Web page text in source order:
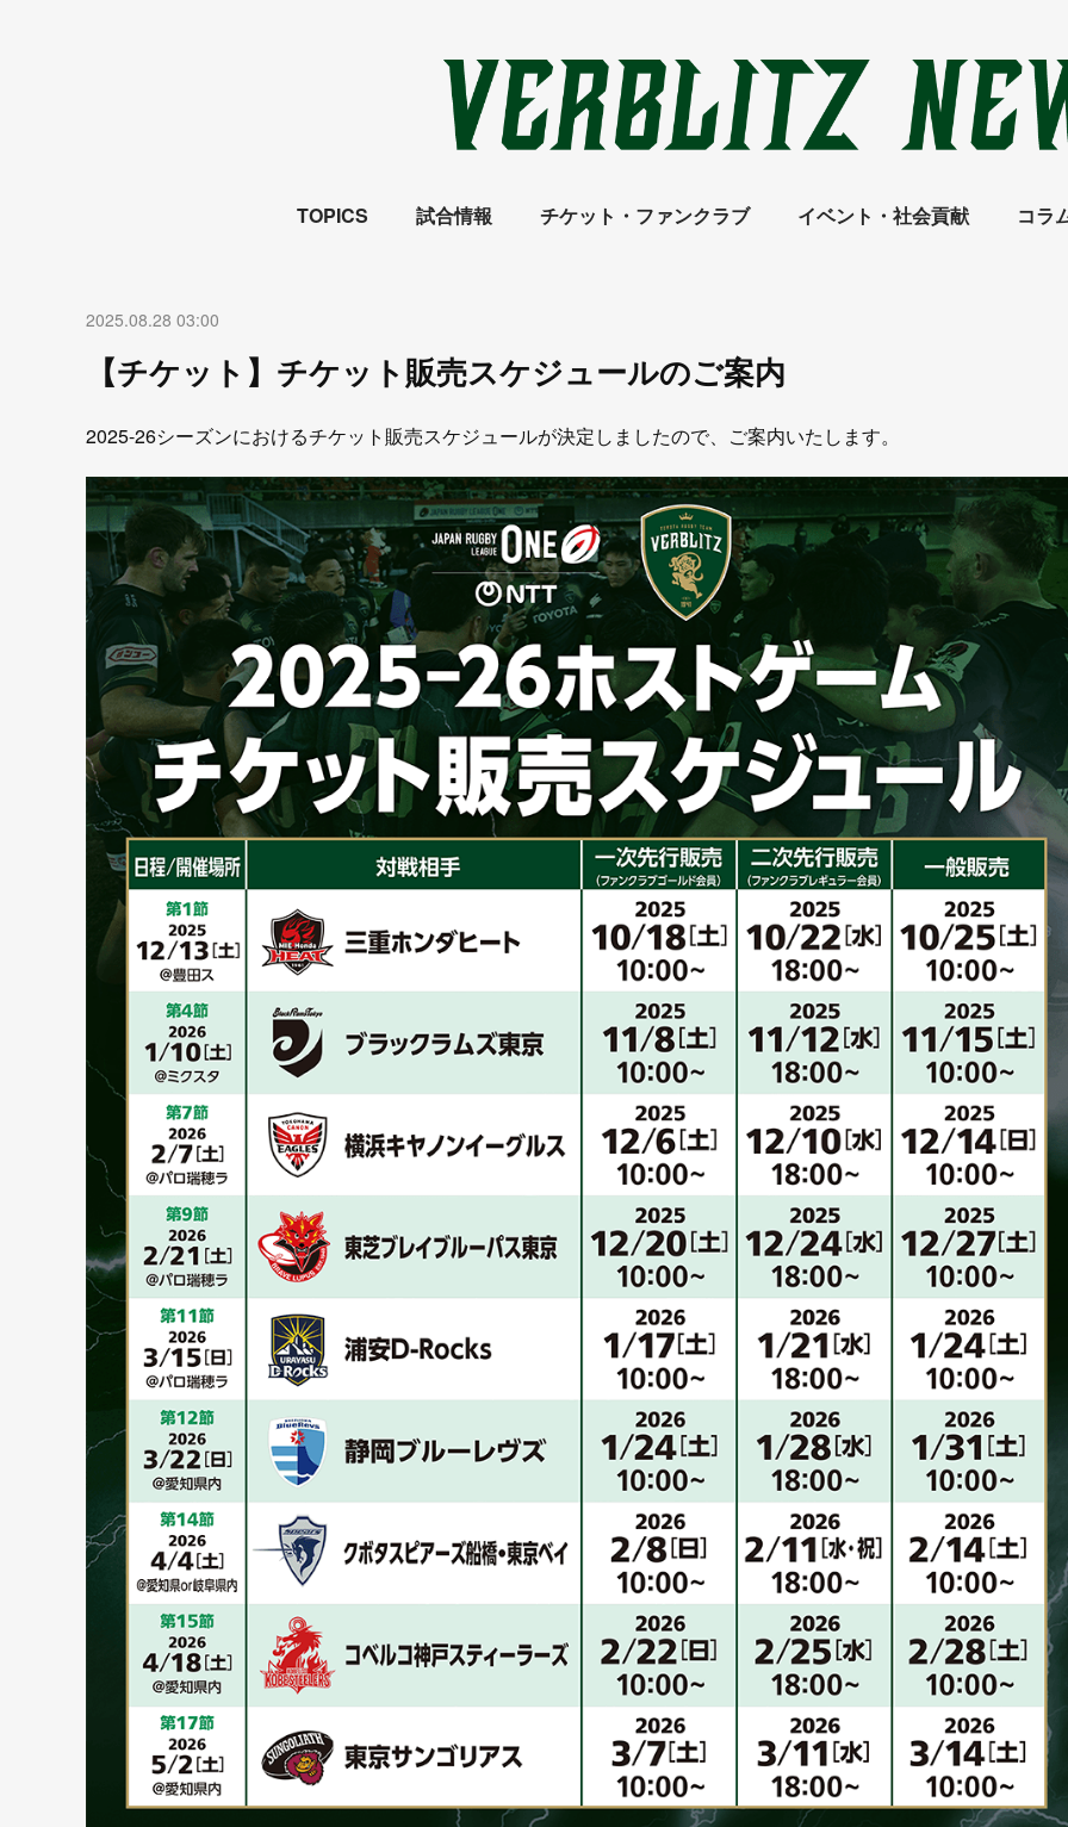
TOPICS 試合情報 チケット・ファンクラブ イベント・社会貢献 コラ
2025.08.28 03:00
【チケット】チケット販売スケジュールのご案内
2025-26シーズンにおけるチケット販売スケジュールが決定しましたので、ご案内いたします。